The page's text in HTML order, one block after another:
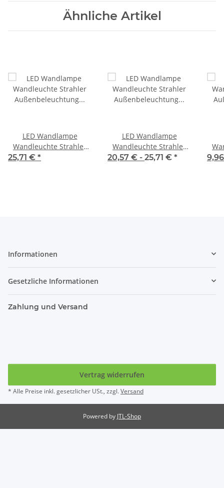
Ähnliche Artikel
LED Wandlampe
Wandleuchte Strahler
Außenbeleuchtung Grau
25,71 € *
LED Wandlampe
Wandleuchte Strahler
Außenbeleuchtung 6W
20,57 € - 25,71 € *
Informationen
Gesetzliche Informationen
Zahlung und Versand
Vertrag widerrufen
* Alle Preise inkl. gesetzlicher USt., zzgl.Versand
Powered by JTL-Shop